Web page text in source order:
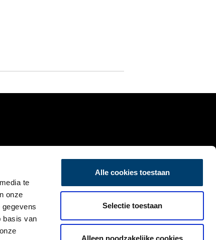
te
onze
basis van
Alle cookies toestaan
Selectie toestaan
Alleen noodzakelijke cookies